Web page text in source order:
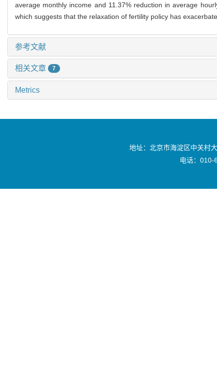
average monthly income and 11.37% reduction in average
which suggests that the relaxation of fertility policy has
参考文献
相关文章 7
Metrics
地址：北京市海淀区中关村
电话：